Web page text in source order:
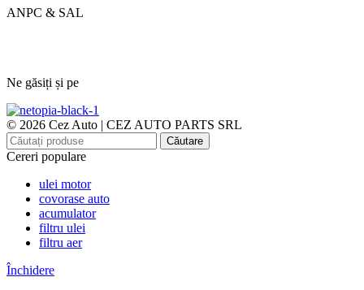
ANPC & SAL
Ne găsiți și pe
© 2026 Cez Auto | CEZ AUTO PARTS SRL
Căutare
Cereri populare
ulei motor
covorase auto
acumulator
filtru ulei
filtru aer
Închidere